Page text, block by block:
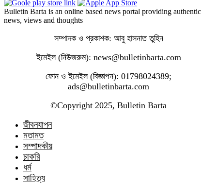
Bulletin Barta is an online based news portal providing authentic
news, views and thoughts
সম্পাদক ও প্রকাশক: আবু হাসনাত তুহিন
ইমেইল (নিউজরুম): news@bulletinbarta.com
ফোন ও ইমেইল (বিজ্ঞাপন): 01798024389;
ads@bulletinbarta.com
©️Copyright 2025, Bulletin Barta
জীবনযাপন
মতামত
সম্পাদকীয়
চাকরি
ধর্ম
সাহিত্য